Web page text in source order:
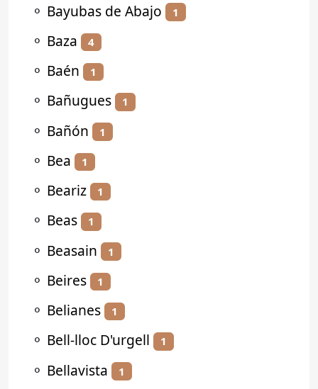
⚬ Bayubas de Abajo 1
⚬ Baza 4
⚬ Baén 1
⚬ Bañugues 1
⚬ Bañón 1
⚬ Bea 1
⚬ Beariz 1
⚬ Beas 1
⚬ Beasain 1
⚬ Beires 1
⚬ Belianes 1
⚬ Bell-lloc D'urgell 1
⚬ Bellavista 1